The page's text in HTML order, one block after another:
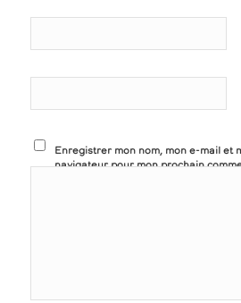
Enregistrer mon nom, mon e-mail et
navigateur pour mon prochain